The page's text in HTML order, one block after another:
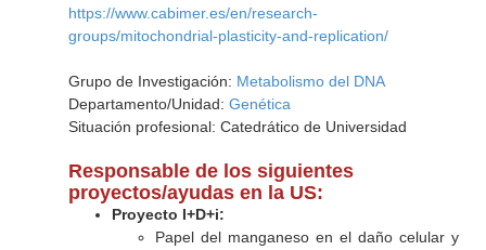
https://www.cabimer.es/en/research-
groups/mitochondrial-plasticity-and-replication/
Grupo de Investigación: Metabolismo del DNA
Departamento/Unidad: Genética
Situación profesional: Catedrático de Universidad
Responsable de los siguientes
proyectos/ayudas en la US:
Proyecto I+D+i:
Papel del manganeso en el daño celular y